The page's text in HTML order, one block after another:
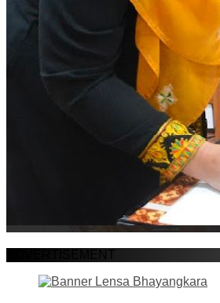
ADVERTISEMENT